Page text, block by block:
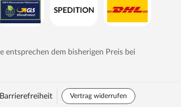
entsprechen dem bisherigen Preis bei
Barrierefreiheit Vertrag widerrufen